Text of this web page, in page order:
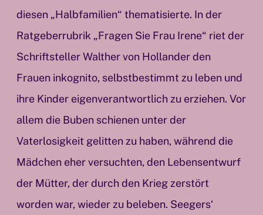
diesen „Halbfamilien“ thematisierte. In der
Ratgeberrubrik „Fragen Sie Frau Irene“ riet der
Schriftsteller Walther von Hollander den
Frauen inkognito, selbstbestimmt zu leben und
ihre Kinder eigenverantwortlich zu erziehen. Vor
allem die Buben schienen unter der
Vaterlosigkeit gelitten zu haben, während die
Mädchen eher versuchten, den Lebensentwurf
der Mütter, der durch den Krieg zerstört
worden war, wieder zu beleben. Seegers‘